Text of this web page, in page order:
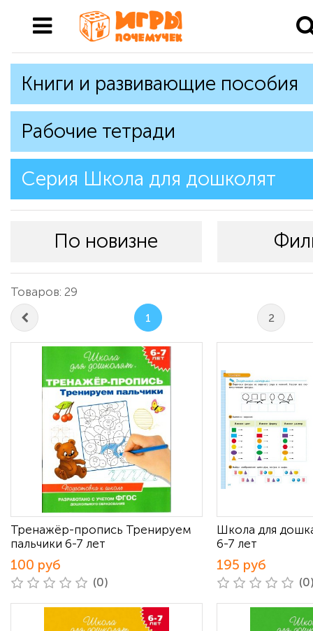
Книги и развивающие пособия
Рабочие тетради
Серия Школа для дошколят
По новизне
Товаров: 29
1 2
Тренажёр-пропись Тренируем
пальчики 6-7 лет
100 руб
(0)
Школа для
6-7 лет
195 руб